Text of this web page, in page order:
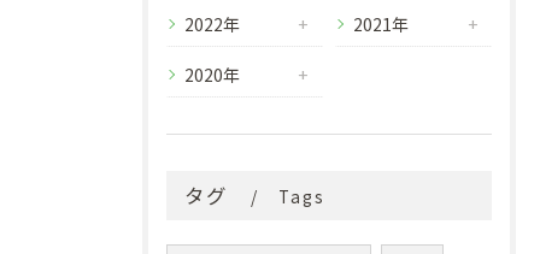
2022年 2021年
2020年
タグ Tags